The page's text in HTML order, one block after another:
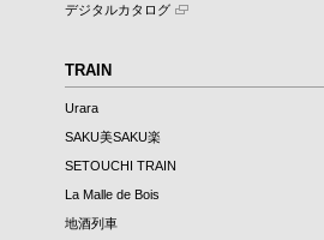
デジタルカタログ
TRAIN
Urara
SAKU美SAKU楽
SETOUCHI TRAIN
La Malle de Bois
地酒列車